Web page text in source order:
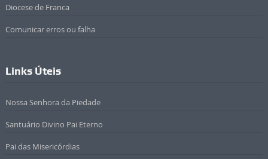
Diocese de Franca
Comunicar erros ou falha
Links Úteis
Nossa Senhora da Piedade
Santuário Divino Pai Eterno
Pai das Misericórdias